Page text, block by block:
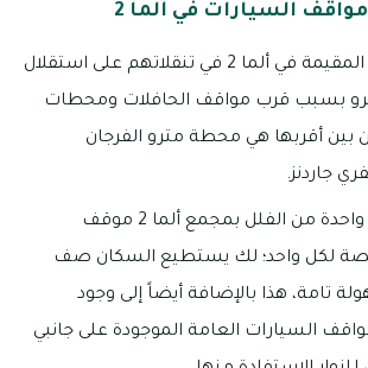
السيارات في ألما 2
يعتمد السكان المقيمة في ألما 2 في تنقلاتهم على استقلال
بسبب قرب مواقف الحافلات ومحطات
بين أقربها هي محطة مترو الفرجان
جاردنز.
يوجد بداخل كل واحدة من الفلل بمجمع ألما 2 موقف
لكل واحد؛ لك يستطيع السكان صف
تامة، هذا بالإضافة أيضاً إلى وجود
السيارات العامة الموجودة على جانبي